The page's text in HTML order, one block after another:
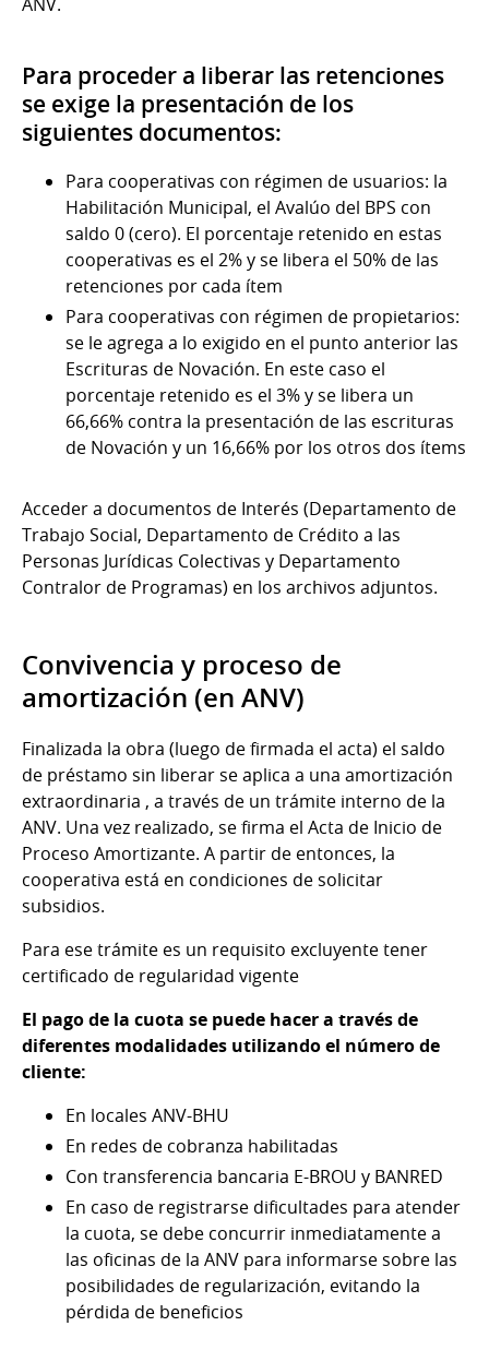
Para proceder a liberar las retenciones
se exige la presentación de los
siguientes documentos:
Para cooperativas con régimen de usuarios: la
Habilitación Municipal, el Avalúo del BPS con
saldo 0 (cero). El porcentaje retenido en estas
cooperativas es el 2% y se libera el 50% de las
retenciones por cada ítem
Para cooperativas con régimen de propietarios:
se le agrega a lo exigido en el punto anterior las
Escrituras de Novación. En este caso el
porcentaje retenido es el 3% y se libera un
66,66% contra la presentación de las escrituras
de Novación y un 16,66% por los otros dos ítems
Acceder a documentos de Interés (Departamento de
Trabajo Social, Departamento de Crédito a las
Personas Jurídicas Colectivas y Departamento
Contralor de Programas) en los archivos adjuntos.
Convivencia y proceso de
amortización (en ANV)
Finalizada la obra (luego de firmada el acta) el saldo
de préstamo sin liberar se aplica a una amortización
extraordinaria , a través de un trámite interno de la
ANV. Una vez realizado, se firma el Acta de Inicio de
Proceso Amortizante. A partir de entonces, la
cooperativa está en condiciones de solicitar
subsidios.
Para ese trámite es un requisito excluyente tener
certificado de regularidad vigente
El pago de la cuota se puede hacer a través de
diferentes modalidades utilizando el número de
cliente:
En locales ANV-BHU
En redes de cobranza habilitadas
Con transferencia bancaria E-BROU y BANRED
En caso de registrarse dificultades para atender
la cuota, se debe concurrir inmediatamente a
las oficinas de la ANV para informarse sobre las
posibilidades de regularización, evitando la
pérdida de beneficios